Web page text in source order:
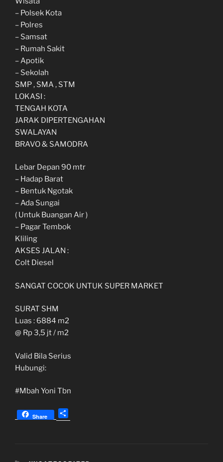
– Polsek Kota
– Polres
– Samsat
– Rumah Sakit
– Apotik
– Sekolah
SMP , SMA , STM
LOKASI :
TENGAH KOTA
JARAK DIPERTENGAHAN
SWALAYAN
BRAVO & SAMODRA
Lebar Depan 90 mtr
– Hadap Barat
– Bentuk Ngotak
– Ada Sungai
( Untuk Buangan Air )
– Pagar Tembok
Kliling
AKSES JALAN :
Colt Diesel
SANGAT COCOK UNTUK SUPER MARKET
SURAT SHM
Luas : 6884 m2
@ Rp 3,5 jt / m2
Valid Bila Serius
Hubungi:
#Mbah Yoni Tbn
Share
h